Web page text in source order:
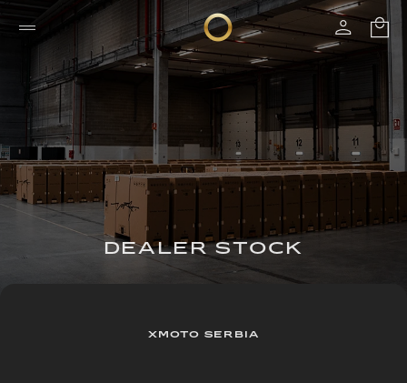
DEALER STOCK
XMOTO SERBIA